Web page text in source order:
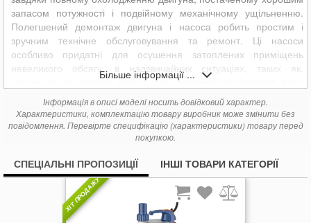
запасом потужності і подвійному механічному ущільненню.
Полегшений демонтаж двигуна і насоса робить простим і
зручним технічне обслуговування та ремонт. Ці насоси
особливо придатні для осушення затоплених приміщень
невеликого обсягу, в надзвичайних ситуаціях, таких як,
(приміщення, підвали, бокси), для спорожнення басейнів, ванн
і акваріумів, переробки побутових стоків, (пральні і посудомийні
машини), для подачі води в садові фонтани, для зрошення
невеликих садів і городів з накопичувачів, для осушення
невеликих каналізаційних відстійників.
подача 220 л / хв. (13.2 m3 / ч)
тиск10 м
температура рідини до + 90 ° C
Ø твердих частинок у суспензії до 10 мм
глибина занурення до 10 м
Більше інформації ...
Інформація в описі моделі носить довідковий характер.
Характеристики, комплектацію товару виробник може змінити без
повідомлення. Перевірте специфікацію (характеристики) товару перед
покупкою.
СПЕЦІАЛЬНІ ПРОПОЗИЦІЇ ІНШІ ТОВАРИ КАТЕГОРІЇ
ХІТ ПРОДАЖУ